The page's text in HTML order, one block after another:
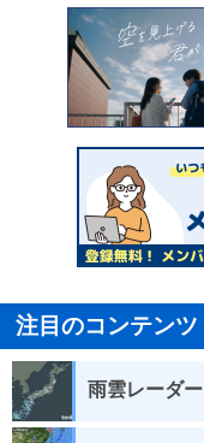
注目のコンテンツ
雨雲レーダー